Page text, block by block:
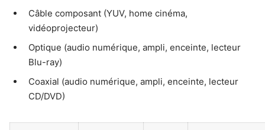
Câble composant (YUV, home cinéma,
vidéoprojecteur)
Optique (audio numérique, ampli, enceinte, lecteur
Blu-ray)
Coaxial (audio numérique, ampli, enceinte, lecteur
CD/DVD)